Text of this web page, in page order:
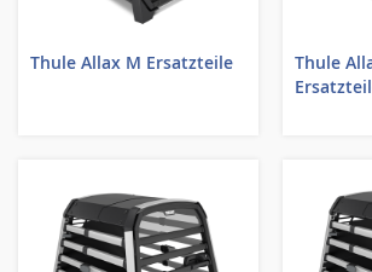
Thule Allax M Ersatzteile
Thule